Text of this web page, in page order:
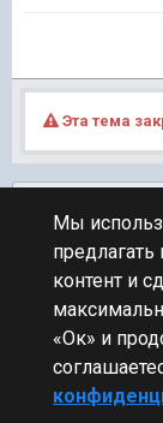
Эта тема
ПЕРЕЙТИ К
Мы
контент и
«Ок» и